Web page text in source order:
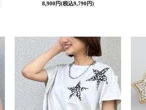
8,900円(税込9,790円)